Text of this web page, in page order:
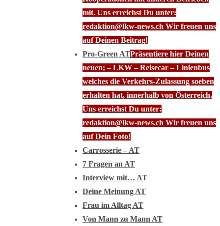
mit. Uns erreichst Du unter:
redaktion@lkw-news.ch Wir freuen uns
auf Deinen Beitrag!
Pro-Green ATPräsentiere hier Deinen
neuen; – LKW – Reisecar – Linienbus
welches die Verkehrs-Zulassung soeben
erhalten hat, innerhalb von Österreich.
Uns erreichst Du unter:
redaktion@lkw-news.ch Wir freuen uns
auf Dein Foto!
Carrosserie – AT
7 Fragen an AT
Interview mit… AT
Deine Meinung AT
Frau im Alltag AT
Von Mann zu Mann AT